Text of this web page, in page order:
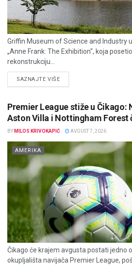
Griffin Museum of Science and Industry
„Anne Frank: The Exhibition“, koja
rekonstrukciju...
SAZNAJTE VIŠEDETAILS
Premier League stiže u Čikago:
Aston Villa i Nottingham Forest
BY MILOS KRIVOKAPIĆ AVGUST 7, 2026
AMERIKA
Čikago će krajem avgusta postati jedno
okupljališta navijača Premier League,